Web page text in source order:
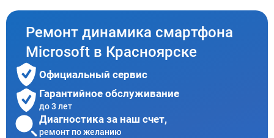
Ремонт динамика смартфона
Microsoft в Красноярске
Официальный сервис
Гарантийное обслуживание
до 3 лет
Диагностика за наш счет,
ремонт по желанию